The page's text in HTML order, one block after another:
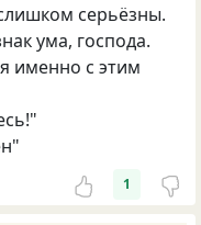
серьёзны.
ума, господа.
именно с этим
1